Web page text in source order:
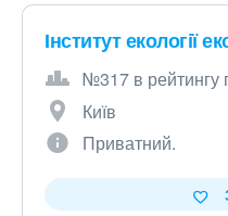
Інститут екології
№317 в рейтингу
Київ
Приватний.